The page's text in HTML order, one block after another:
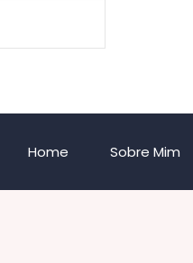
Home Sobre Mim